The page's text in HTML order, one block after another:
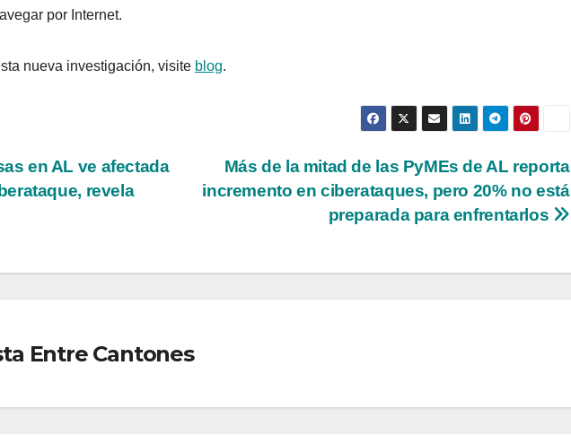
por Internet.
nueva investigación, visite blog.
Más de la mitad de las PyMEs de AL reporta
incremento en ciberataques, pero 20% no está
preparada para enfrentarlos
en AL ve afectada
revela
Entre Cantones